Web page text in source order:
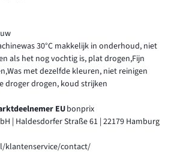
30°C makkelijk in onderhoud, niet
als het nog vochtig is, plat drogen,Fijn
met dezelfde kleuren, niet reinigen
droger drogen, koud strijken
EUbonprix
| Haldesdorfer Straße 61 | 22179 Hamburg
klantenservice/contact/